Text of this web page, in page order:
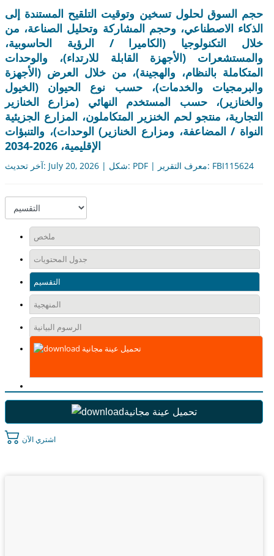
حجم السوق لحلول تسخين وتوقيت التلقيح المستندة إلى
الذكاء الاصطناعي، وحجم المشاركة وتحليل الصناعة، من
خلال التكنولوجيا (الكاميرا / الرؤية الحاسوبية،
والمستشعرات (الأجهزة القابلة للارتداء)، والوحدات
المتكاملة بالنظام، والهجينة)، من خلال العرض (الأجهزة
والبرمجيات والخدمات)، حسب نوع الحيوان (الخيول
والخنازير)، حسب المستخدم النهائي (مزارع الخنازير
التجارية، منتجو لحم الخنزير المتكاملون، المزارع الجزيئية
النواة / المضاعفة، ومزارع الخنازير) الوحدات)، والتنبؤات
الإقليمية، 2026-2034
آخر تحديث: July 20, 2026 | شكل: PDF | معرف التقرير: FBI115624
ملخص
جدول المحتويات
التقسيم
المنهجية
الرسوم البيانية
تحميل عينة مجانية
تحميل عينة مجانية
اشتري الآن